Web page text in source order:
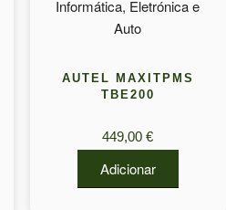
AUTEL MAXITPMS
TBE200
449,00€
Adicionar